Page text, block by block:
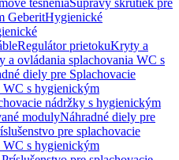
tesneniaSúpravy skrutiek pre
GeberitHygienické
Regulátor prietokuKryty a
a ovládania splachovania WC s
diely pre Splachovacie
WC s hygienickým
nádržky s hygienickým
modulyNáhradné diely pre
pre splachovacie
WC s hygienickým